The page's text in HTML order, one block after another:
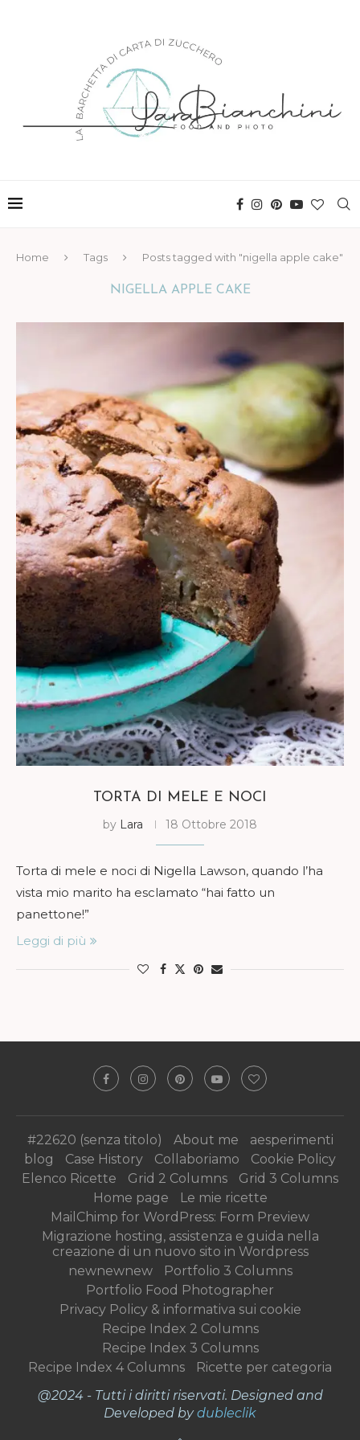
Home Tags Posts tagged with "nigella apple cake"
NIGELLA APPLE CAKE
TORTA DI MELE E NOCI
by Lara 18 Ottobre 2018
Torta di mele e noci di Nigella Lawson, quando l’ha
vista mio marito ha esclamato “hai fatto un
panettone!”
Leggi di più
#22620 (senza titolo) About me
aesperimenti
blog
Case History Collaboriamo
Cookie Policy
Elenco Ricette
Grid 2 Columns
Grid 3 Columns
Home page
Le mie ricette
MailChimp for WordPress: Form Preview
Migrazione hosting, assistenza e guida nella
creazione di un nuovo sito in Wordpress
newnewnew
Portfolio 3 Columns
Portfolio Food Photographer
Privacy Policy & informativa sui cookie
Recipe Index 2 Columns
Recipe Index 3 Columns
Recipe Index 4 Columns
Ricette per categoria
@2024 - Tutti i diritti riservati. Designed and
Developed bydubleclik